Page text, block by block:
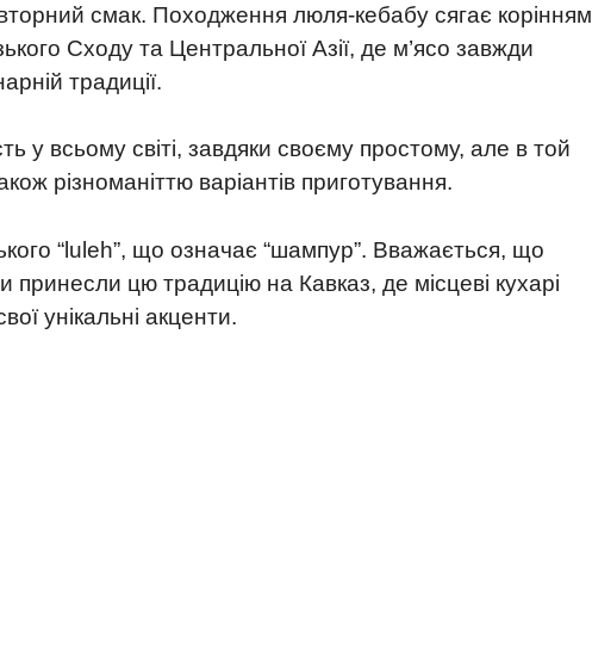
смак. Походження люля-кебабу сягає корінням
Сходу та Центральної Азії, де м’ясо завжди
традиції.
у всьому світі, завдяки своєму простому, але в той
різноманіттю варіантів приготування.
“luleh”, що означає “шампур”. Вважається, що
принесли цю традицію на Кавказ, де місцеві кухарі
унікальні акценти.